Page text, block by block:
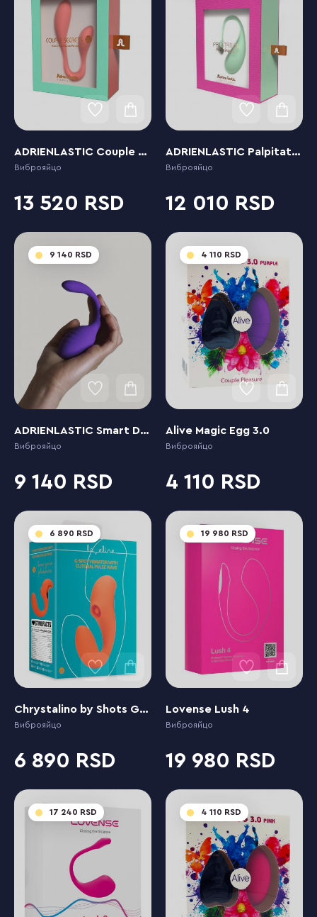
ADRIENLASTIC Couple Secrets II
Виброяйцо
13 520
ADRIENLASTIC Palpitation Mint
Виброяйцо
12 010
9 140
ADRIENLASTIC Smart Dream 2.0
Виброяйцо
9 140
4 110
Alive Magic Egg 3.0
Виброяйцо
4 110
6 890
Chrystalino by Shots G-Spot Vibrator with Clitoral Pulse Wave - Untamed Orange
Виброяйцо
6 890
19 980
Lovense Lush 4
Виброяйцо
19 980
17 240 4 110